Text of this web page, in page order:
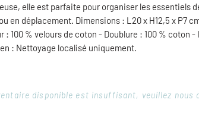
elle est parfaite pour organiser les essentiels
en déplacement. Dimensions : L20 x H12,5 x P7
: 100 % velours de coton - Doublure : 100 % coton
: Nettoyage localisé uniquement.
disponible est insuffisant, veuillez nous